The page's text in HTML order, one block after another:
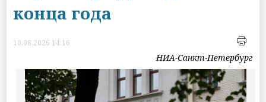
конца года
10.08.2026 14:16
НИА-Санкт-Петербург